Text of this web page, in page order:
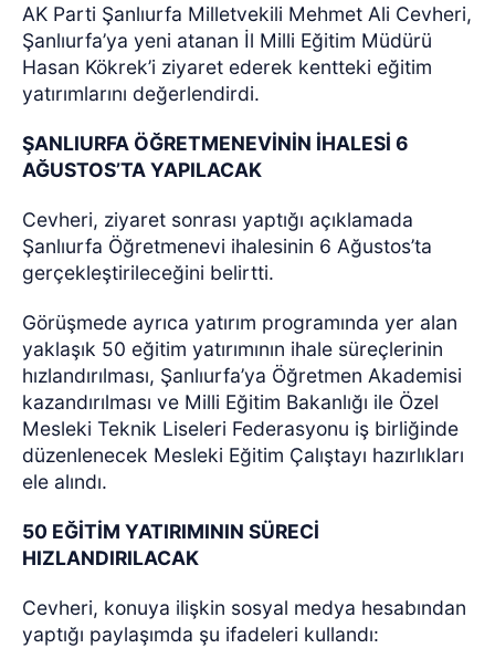
AK Parti Şanlıurfa Milletvekili Mehmet Ali Cevheri,
Şanlıurfa’ya yeni atanan İl Milli Eğitim Müdürü
Hasan Kökrek’i ziyaret ederek kentteki eğitim
yatırımlarını değerlendirdi.
ŞANLIURFA ÖĞRETMENEVİNİN İHALESİ 6
AĞUSTOS’TA YAPILACAK
Cevheri, ziyaret sonrası yaptığı açıklamada
Şanlıurfa Öğretmenevi ihalesinin 6 Ağustos’ta
gerçekleştirileceğini belirtti.
Görüşmede ayrıca yatırım programında yer alan
yaklaşık 50 eğitim yatırımının ihale süreçlerinin
hızlandırılması, Şanlıurfa’ya Öğretmen Akademisi
kazandırılması ve Milli Eğitim Bakanlığı ile Özel
Mesleki Teknik Liseleri Federasyonu iş birliğinde
düzenlenecek Mesleki Eğitim Çalıştayı hazırlıkları
ele alındı.
50 EĞİTİM YATIRIMININ SÜRECİ
HIZLANDIRILACAK
Cevheri, konuya ilişkin sosyal medya hesabından
yaptığı paylaşımda şu ifadeleri kullandı: